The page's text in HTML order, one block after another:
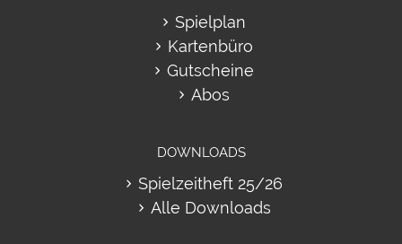
Spielplan
Kartenbüro
Gutscheine
Abos
DOWNLOADS
Spielzeitheft 25/26
Alle Downloads